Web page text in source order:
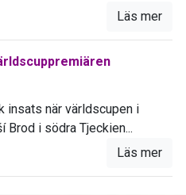
Läs mer
insats när världscupen i
Brod i södra Tjeckien...
Läs mer